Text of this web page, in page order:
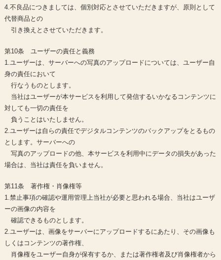
4.不良品につきましては、個別対応とさせていただきますが、原則として
代替商品との
引き換えとさせていただきます。
第10条 ユーザーの責任と義務
1.ユーザーは、サーバーへの写真のアップロードについては、ユーザー自
身の責任において
行なうものとします。
当社はユーザーが本サービスを利用して発信するいかなるコンテンツに
対しても一切の責任を
負うことはいたしません。
2.ユーザーは自らの責任でデジタルコンテンツのバックアップをとるもの
とします。サーバーへの
写真のアップロードの他、本サービスを利用中にデータの損失があった
場合は、当社は責任を負いません。
第11条 著作権・肖像権等
1.禁止事項の確認や運用管理上当社が必要と思われる場合、当社はユーザ
ーの画像の内容を
確認できるものとします。
2.ユーザーは、画像をサーバーにアップロードするにあたり、その画像も
しくはコンテンツの著作権、
肖像権をユーザー自身が保有するか、または著作権者及び肖像権者から